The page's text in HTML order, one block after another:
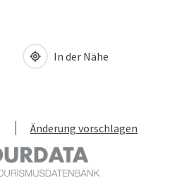
In der Nähe
Änderung vorschlagen